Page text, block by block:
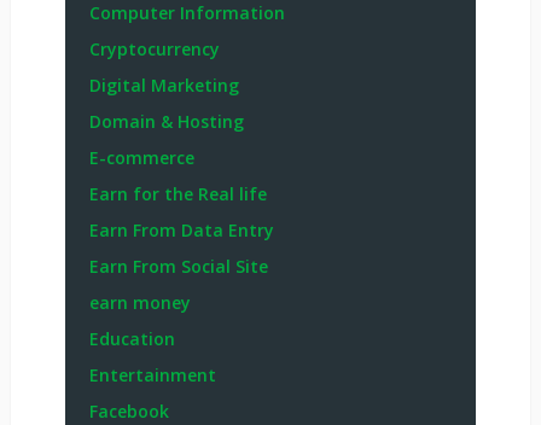
Computer Information
Cryptocurrency
Digital Marketing
Domain & Hosting
E-commerce
Earn for the Real life
Earn From Data Entry
Earn From Social Site
earn money
Education
Entertainment
Facebook